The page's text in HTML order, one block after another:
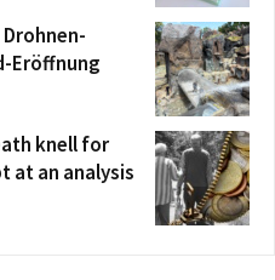
Eröffnung
knell for
at an analysis